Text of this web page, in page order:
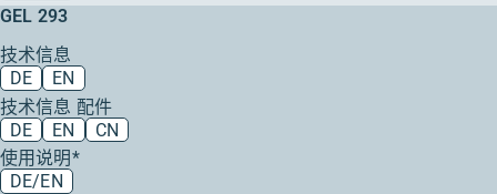
GEL 293
技术信息
DE
EN
技术信息 配件
DE
EN
CN
使用说明*
DE/EN